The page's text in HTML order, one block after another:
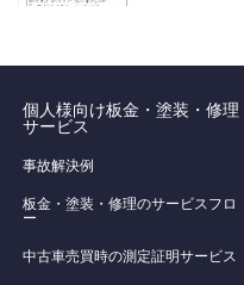
個人様向け板金・塗装・修理
サービス
事故解決例
板金・塗装・修理のサービスフロ
ー
中古車売買時の測定証明サービス